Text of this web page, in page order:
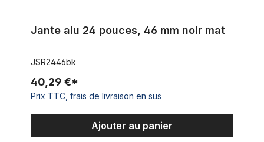
Jante alu 24 pouces, 46 mm noir mat
JSR2446bk
40,29 €*
Prix TTC, frais de livraison en sus
Ajouter au panier